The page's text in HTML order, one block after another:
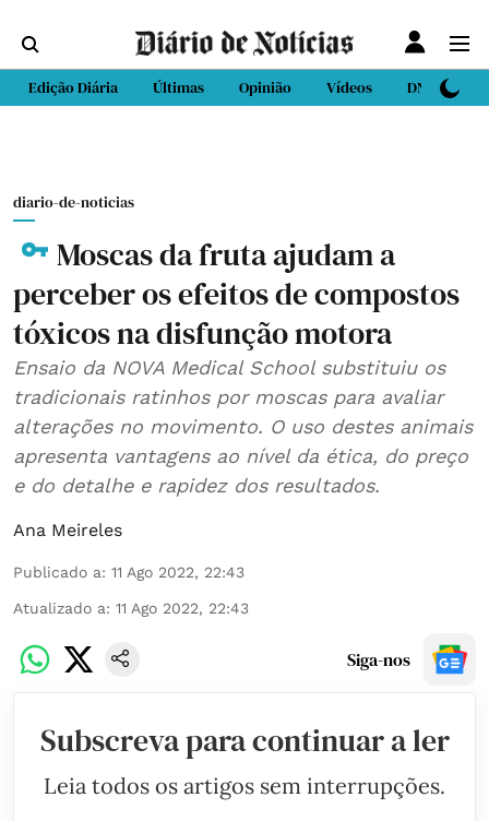
Edição Diária Últimas Opinião Vídeos DN Sport
diario-de-noticias
Moscas da fruta ajudam a
perceber os efeitos de compostos
tóxicos na disfunção motora
Ensaio da NOVA Medical School substituiu os
tradicionais ratinhos por moscas para avaliar
alterações no movimento. O uso destes animais
apresenta vantagens ao nível da ética, do preço
e do detalhe e rapidez dos resultados.
Ana Meireles
Publicado a: 11 Ago 2022, 22:43
Atualizado a: 11 Ago 2022, 22:43
Siga-nos
Subscreva para continuar a ler
Leia todos os artigos sem interrupções.